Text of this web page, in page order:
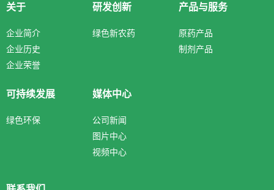
关于
企业简介
企业历史
企业荣誉
研发创新
绿色新农药
产品与服务
原药产品
制剂产品
可持续发展
绿色环保
媒体中心
公司新闻
图片中心
视频中心